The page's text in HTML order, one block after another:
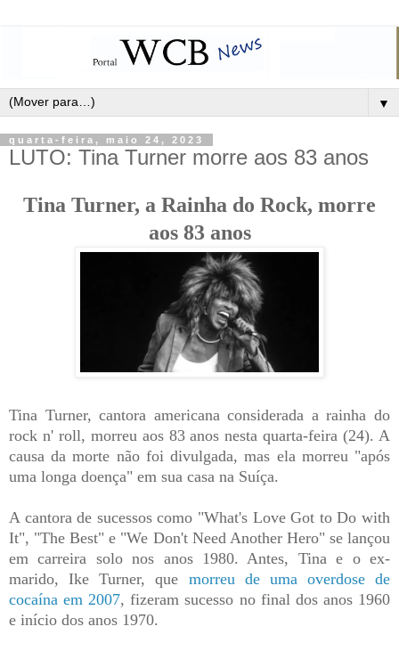
▼
quarta-feira, maio 24, 2023
LUTO: Tina Turner morre aos 83 anos
Tina Turner, a Rainha do Rock, morre
aos 83 anos
Tina Turner, cantora americana considerada a rainha do
rock n' roll, morreu aos 83 anos nesta quarta-feira (24). A
causa da morte não foi divulgada, mas ela morreu "após
uma longa doença" em sua casa na Suíça.
A cantora de sucessos como "What's Love Got to Do with
It", "The Best" e "We Don't Need Another Hero" se lançou
em carreira solo nos anos 1980. Antes, Tina e o ex-
marido, Ike Turner, que morreu de uma overdose de
cocaína em 2007, fizeram sucesso no final dos anos 1960
e início dos anos 1970.